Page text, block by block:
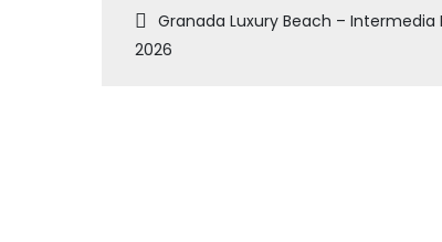
Granada Luxury Beach – Intermedia
2026